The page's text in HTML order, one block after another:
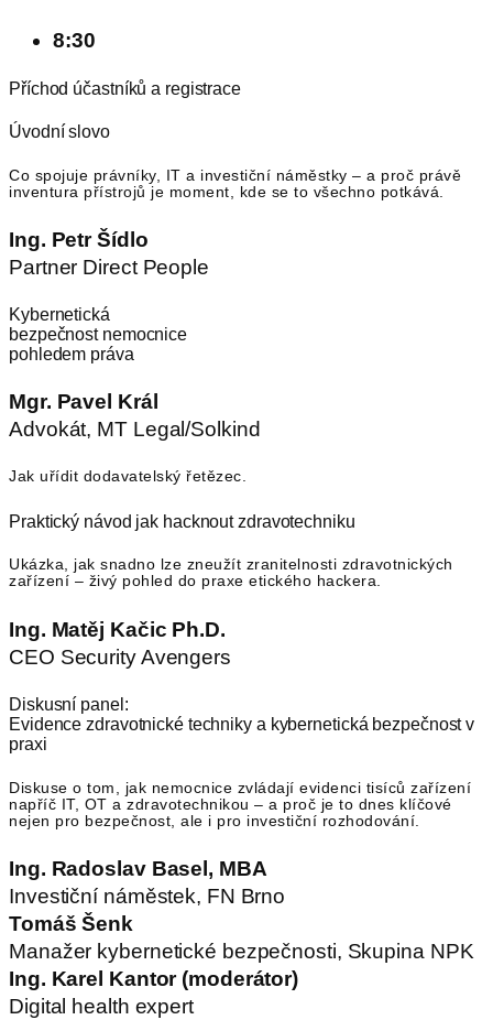
8:30
Příchod účastníků a registrace
Úvodní slovo
Co spojuje právníky, IT a investiční náměstky – a proč právě
inventura přístrojů je moment, kde se to všechno potkává.
Ing. Petr Šídlo
Partner Direct People
Kybernetická
bezpečnost nemocnice
pohledem práva
Mgr. Pavel Král
Advokát, MT Legal/Solkind
Jak uřídit dodavatelský řetězec.
Praktický návod jak hacknout zdravotechniku
Ukázka, jak snadno lze zneužít zranitelnosti zdravotnických
zařízení – živý pohled do praxe etického hackera.
Ing. Matěj Kačic Ph.D.
CEO Security Avengers
Diskusní panel:
Evidence zdravotnické techniky a kybernetická bezpečnost v
praxi
Diskuse o tom, jak nemocnice zvládají evidenci tisíců zařízení
napříč IT, OT a zdravotechnikou – a proč je to dnes klíčové
nejen pro bezpečnost, ale i pro investiční rozhodování.
Ing. Radoslav Basel, MBA
Investiční náměstek, FN Brno
Tomáš Šenk
Manažer kybernetické bezpečnosti, Skupina NPK
Ing. Karel Kantor (moderátor)
Digital health expert